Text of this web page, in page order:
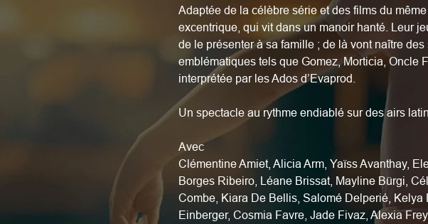
Adaptée de la célèbre série et des films du
excentrique, qui vit dans un manoir hanté. Leur
de le présenter à sa famille ; de là vont naître
emblématiques tels que Gomez, Morticia, Oncle
interprétée par les Ados d’Evaprod.
Un spectacle au rythme endiablé sur des airs
Avec
Clémentine Amiet, Alicia Arm, Yaïss Avanthay,
Borges Ribeiro, Léane Brissat, Mayline Bürgi,
Combe, Kiara De Bellis, Salomé Delperié,
Einberger, Cosmia Favre, Jade Fivaz, Alexia